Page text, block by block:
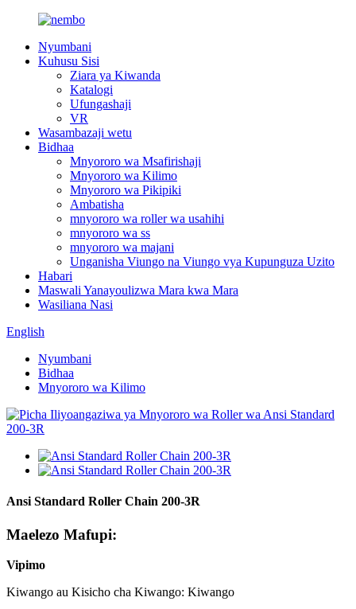
Nyumbani
Kuhusu Sisi
Ziara ya Kiwanda
Katalogi
Ufungashaji
VR
Wasambazaji wetu
Bidhaa
Mnyororo wa Msafirishaji
Mnyororo wa Kilimo
Mnyororo wa Pikipiki
Ambatisha
mnyororo wa roller wa usahihi
mnyororo wa ss
mnyororo wa majani
Unganisha Viungo na Viungo vya Kupunguza Uzito
Habari
Maswali Yanayoulizwa Mara kwa Mara
Wasiliana Nasi
English
Nyumbani
Bidhaa
Mnyororo wa Kilimo
Ansi Standard Roller Chain 200-3R
Maelezo Mafupi:
Vipimo
Kiwango au Kisicho cha Kiwango: Kiwango